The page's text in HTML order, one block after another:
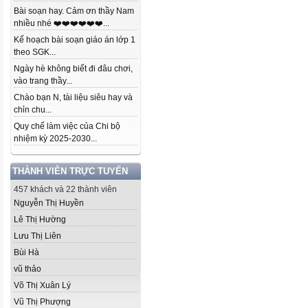
Bài soạn hay. Cảm ơn thầy Nam
nhiều nhé ❤️❤️❤️❤️❤️❤️...
Kế hoạch bài soạn giáo án lớp 1
theo SGK...
Ngày hè không biết đi đâu chơi,
vào trang thầy...
Chào bạn N, tài liệu siêu hay và
chỉn chu...
Quy chế làm việc của Chi bộ
nhiệm kỳ 2025-2030...
THÀNH VIÊN TRỰC TUYẾN
457 khách và 22 thành viên
Nguyễn Thị Huyền
Lê Thị Hường
Lưu Thị Liên
Bùi Hà
vũ thảo
Võ Thị Xuân Lý
Vũ Thị Phượng